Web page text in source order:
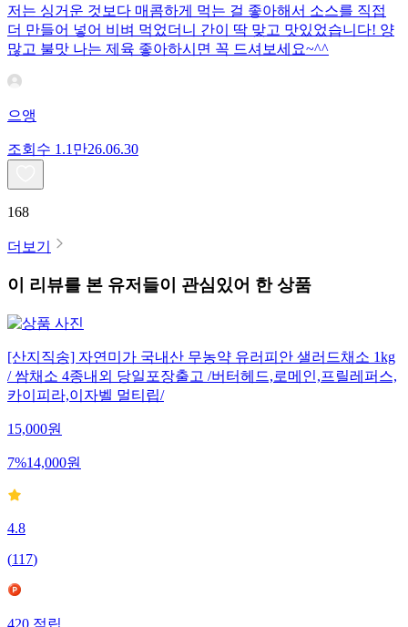
저는 싱거운 것보다 매콤하게 먹는 걸 좋아해서 소스를 직접
더 만들어 넣어 비벼 먹었더니 간이 딱 맞고 맛있었습니다! 양
많고 불맛 나는 제육 좋아하시면 꼭 드셔보세요~^^
으앵
조회수 1.1만26.06.30
168
더보기
이 리뷰를 본 유저들이 관심있어 한 상품
[산지직송] 자연미가 국내산 무농약 유러피안 샐러드채소 1kg
/ 쌈채소 4종내외 당일포장출고 /버터헤드,로메인,프릴레퍼스,
카이피라,이자벨 멀티립/
15,000원
7%14,000원
4.8
(117)
420 적립